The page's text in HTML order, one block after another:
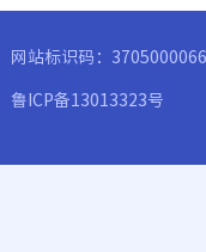
网站标识码：3705000066
鲁ICP备13013323号